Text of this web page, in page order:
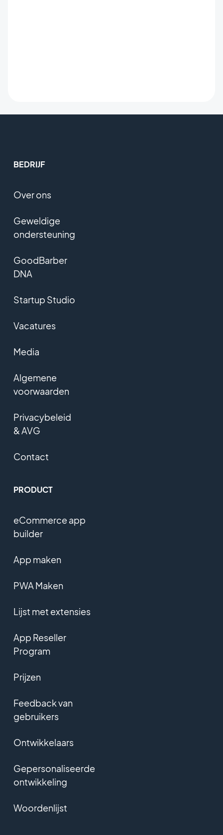
BEDRIJF
Over ons
Geweldige
ondersteuning
GoodBarber
DNA
Startup Studio
Vacatures
Media
Algemene
voorwaarden
Privacybeleid
& AVG
Contact
PRODUCT
eCommerce app
builder
App maken
PWA Maken
Lijst met extensies
App Reseller
Program
Prijzen
Feedback van
gebruikers
Ontwikkelaars
Gepersonaliseerde
ontwikkeling
Woordenlijst